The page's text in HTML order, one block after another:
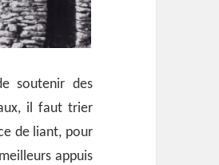
soutenir des
il faut trier
de liant, pour
appuis